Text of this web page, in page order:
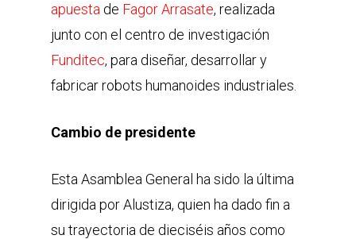
apuesta de Fagor Arrasate, realizada
junto con el centro de investigación
Funditec, para diseñar, desarrollar y
fabricar robots humanoides industriales.
Cambio de presidente
Esta Asamblea General ha sido la última
dirigida por Alustiza, quien ha dado fin a
su trayectoria de dieciséis años como